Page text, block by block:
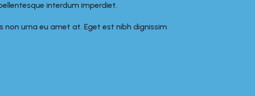
interdum imperdiet.
non urna eu amet at. Eget est nibh dignissim